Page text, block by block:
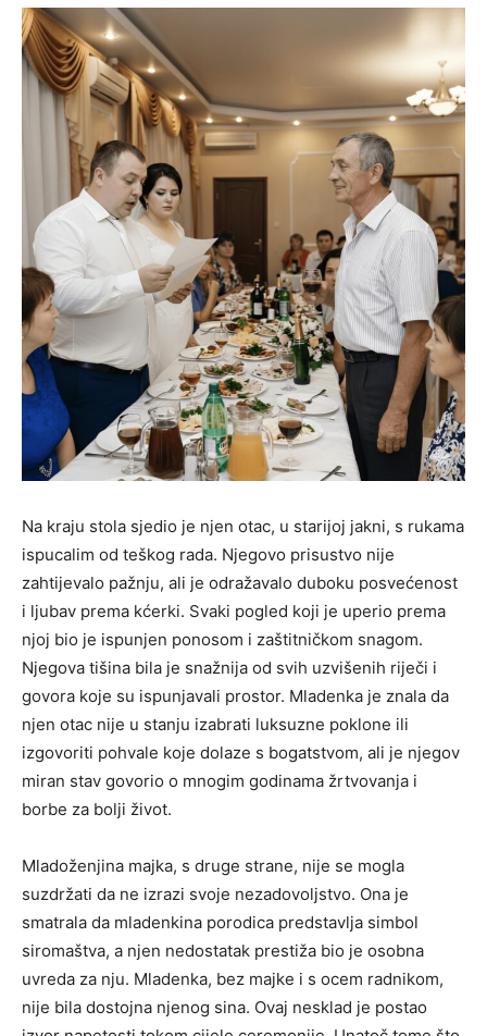
Na kraju stola sjedio je njen otac, u starijoj jakni, s rukama
ispucalim od teškog rada. Njegovo prisustvo nije
zahtijevalo pažnju, ali je odražavalo duboku posvećenost
i ljubav prema kćerki. Svaki pogled koji je uperio prema
njoj bio je ispunjen ponosom i zaštitničkom snagom.
Njegova tišina bila je snažnija od svih uzvišenih riječi i
govora koje su ispunjavali prostor. Mladenka je znala da
njen otac nije u stanju izabrati luksuzne poklone ili
izgovoriti pohvale koje dolaze s bogatstvom, ali je njegov
miran stav govorio o mnogim godinama žrtvovanja i
borbe za bolji život.
Mladoženjina majka, s druge strane, nije se mogla
suzdržati da ne izrazi svoje nezadovoljstvo. Ona je
smatrala da mladenkina porodica predstavlja simbol
siromaštva, a njen nedostatak prestiža bio je osobna
uvreda za nju. Mladenka, bez majke i s ocem radnikom,
nije bila dostojna njenog sina. Ovaj nesklad je postao